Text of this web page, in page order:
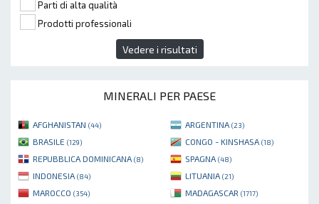
Parti di alta qualità
Prodotti professionali
Vedere i risultati
MINERALI PER PAESE
AFGHANISTAN (44) ARGENTINA (23)
BRASILE (129) CONGO - KINSHASA (18)
REPUBBLICA DOMINICANA (8) SPAGNA (48)
INDONESIA (84) LITUANIA (21)
MAROCCO (354) MADAGASCAR (1717)